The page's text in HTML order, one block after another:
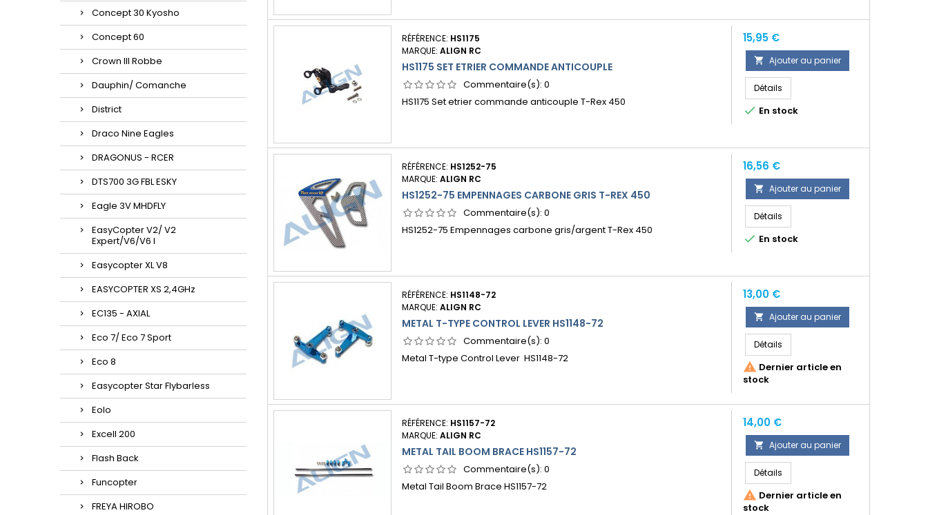
Concept 30 Kyosho
Concept 60
Crown III Robbe
Dauphin/ Comanche
District
Draco Nine Eagles
DRAGONUS - RCER
DTS700 3G FBL ESKY
Eagle 3V MHDFLY
EasyCopter V2/ V2
Expert/V6/V6 l
Easycopter XL V8
EASYCOPTER XS 2,4GHz
EC135 - AXIAL
Eco 7/ Eco 7 Sport
Eco 8
Easycopter Star Flybarless
Eolo
Excell 200
Flash Back
Funcopter
FREYA HIROBO
RÉFÉRENCE: HS1175
MARQUE: ALIGN RC
HS1175 SET ETRIER COMMANDE ANTICOUPLE
Commentaire(s): 0
HS1175 Set etrier commande anticouple T-Rex 450
Prix
15,95 €
 Ajouter au panier
Détails
 En stock
RÉFÉRENCE: HS1252-75
MARQUE: ALIGN RC
HS1252-75 EMPENNAGES CARBONE GRIS T-REX 450
Commentaire(s): 0
HS1252-75 Empennages carbone gris/argent T-Rex 450
Prix
16,56 €
 Ajouter au panier
Détails
 En stock
RÉFÉRENCE: HS1148-72
MARQUE: ALIGN RC
METAL T-TYPE CONTROL LEVER HS1148-72
Commentaire(s): 0
Metal T-type Control Lever HS1148-72
Prix
13,00 €
 Ajouter au panier
Détails
 Dernier article en
stock
RÉFÉRENCE: HS1157-72
MARQUE: ALIGN RC
METAL TAIL BOOM BRACE HS1157-72
Commentaire(s): 0
Metal Tail Boom Brace HS1157-72
Prix
14,00 €
 Ajouter au panier
Détails
 Dernier article en
stock